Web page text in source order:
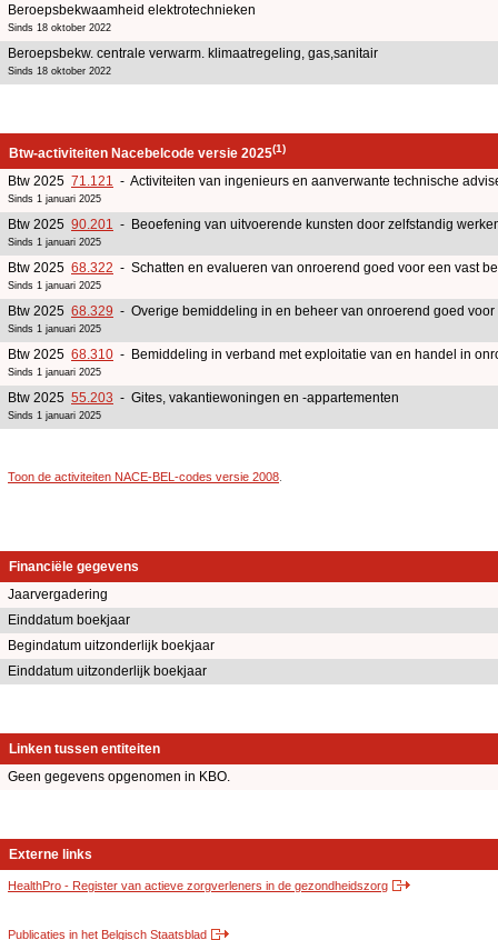
Beroepsbekwaamheid elektrotechnieken
Sinds 18 oktober 2022
Beroepsbekw. centrale verwarm. klimaatregeling, gas,sanitair
Sinds 18 oktober 2022
Btw-activiteiten Nacebelcode versie 2025(1)
Btw 2025 71.121 - Activiteiten van ingenieurs en aanverwante technische
Sinds 1 januari 2025
Btw 2025 90.201 - Beoefening van uitvoerende kunsten door zelfstandig
Sinds 1 januari 2025
Btw 2025 68.322 - Schatten en evalueren van onroerend goed voor een vast
Sinds 1 januari 2025
Btw 2025 68.329 - Overige bemiddeling in en beheer van onroerend goed
Sinds 1 januari 2025
Btw 2025 68.310 - Bemiddeling in verband met exploitatie van en handel in
Sinds 1 januari 2025
Btw 2025 55.203 - Gites, vakantiewoningen en -appartementen
Sinds 1 januari 2025
Toon de activiteiten NACE-BEL-codes versie 2008
Financiële gegevens
Jaarvergadering
Einddatum boekjaar
Begindatum uitzonderlijk boekjaar
Einddatum uitzonderlijk boekjaar
Linken tussen entiteiten
Geen gegevens opgenomen in KBO.
Externe links
HealthPro - Register van actieve zorgverleners in de gezondheidszorg
Publicaties in het Belgisch Staatsblad